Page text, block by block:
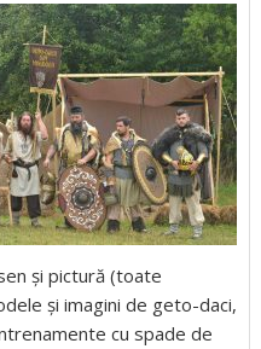
și pictură (toate
și imagini de geto-daci,
cu spade de